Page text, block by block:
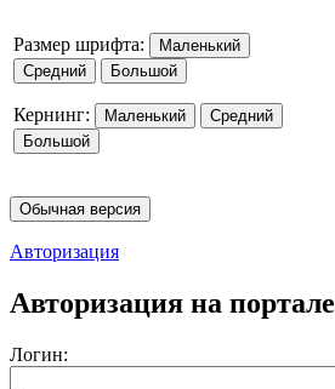
Размер шрифта:
Маленький
Средний
Большой
Кернинг: Маленький
Средний
Большой
Обычная версия
Авторизация
Авторизация на портале
Логин: